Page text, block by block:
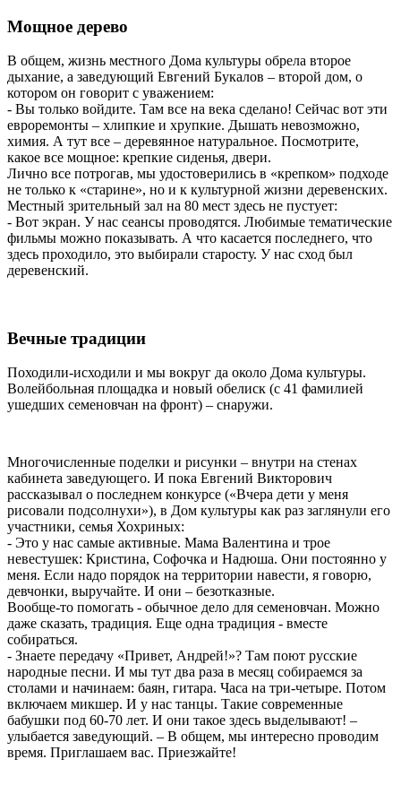
Мощное дерево
В общем, жизнь местного Дома культуры обрела второе
дыхание, а заведующий Евгений Букалов – второй дом, о
котором он говорит с уважением:
- Вы только войдите. Там все на века сделано! Сейчас вот эти
евроремонты – хлипкие и хрупкие. Дышать невозможно,
химия. А тут все – деревянное натуральное. Посмотрите,
какое все мощное: крепкие сиденья, двери.
Лично все потрогав, мы удостоверились в «крепком» подходе
не только к «старине», но и к культурной жизни деревенских.
Местный зрительный зал на 80 мест здесь не пустует:
- Вот экран. У нас сеансы проводятся. Любимые тематические
фильмы можно показывать. А что касается последнего, что
здесь проходило, это выбирали старосту. У нас сход был
деревенский.
Вечные традиции
Походили-исходили и мы вокруг да около Дома культуры.
Волейбольная площадка и новый обелиск (с 41 фамилией
ушедших семеновчан на фронт) – снаружи.
Многочисленные поделки и рисунки – внутри на стенах
кабинета заведующего. И пока Евгений Викторович
рассказывал о последнем конкурсе («Вчера дети у меня
рисовали подсолнухи»), в Дом культуры как раз заглянули его
участники, семья Хохриных:
- Это у нас самые активные. Мама Валентина и трое
невестушек: Кристина, Софочка и Надюша. Они постоянно у
меня. Если надо порядок на территории навести, я говорю,
девчонки, выручайте. И они – безотказные.
Вообще-то помогать - обычное дело для семеновчан. Можно
даже сказать, традиция. Еще одна традиция - вместе
собираться.
- Знаете передачу «Привет, Андрей!»? Там поют русские
народные песни. И мы тут два раза в месяц собираемся за
столами и начинаем: баян, гитара. Часа на три-четыре. Потом
включаем микшер. И у нас танцы. Такие современные
бабушки под 60-70 лет. И они такое здесь выделывают! –
улыбается заведующий. – В общем, мы интересно проводим
время. Приглашаем вас. Приезжайте!